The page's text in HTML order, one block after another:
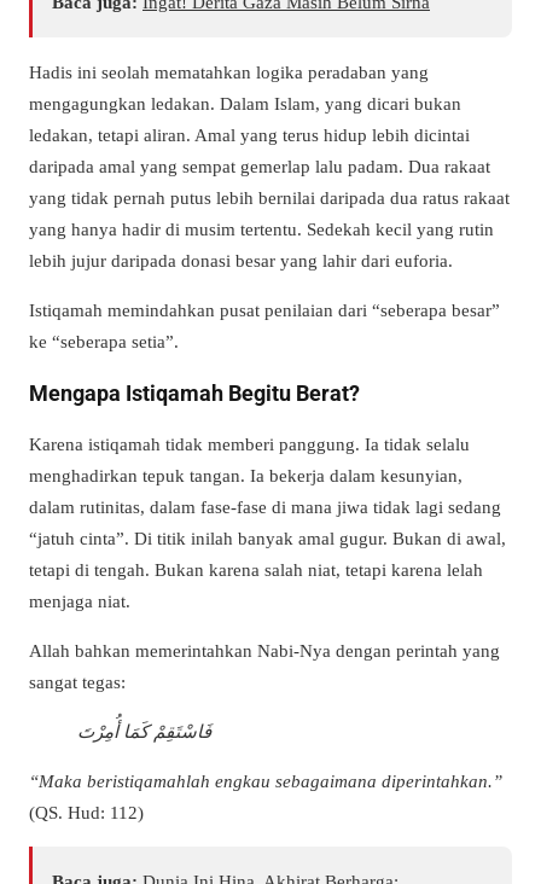
Hadis ini seolah mematahkan logika peradaban yang
mengagungkan ledakan. Dalam Islam, yang dicari bukan
ledakan, tetapi aliran. Amal yang terus hidup lebih dicintai
daripada amal yang sempat gemerlap lalu padam. Dua rakaat
yang tidak pernah putus lebih bernilai daripada dua ratus rakaat
yang hanya hadir di musim tertentu. Sedekah kecil yang rutin
lebih jujur daripada donasi besar yang lahir dari euforia.
Istiqamah memindahkan pusat penilaian dari “seberapa besar”
ke “seberapa setia”.
Mengapa Istiqamah Begitu Berat?
Karena istiqamah tidak memberi panggung. Ia tidak selalu
menghadirkan tepuk tangan. Ia bekerja dalam kesunyian,
dalam rutinitas, dalam fase-fase di mana jiwa tidak lagi sedang
“jatuh cinta”. Di titik inilah banyak amal gugur. Bukan di awal,
tetapi di tengah. Bukan karena salah niat, tetapi karena lelah
menjaga niat.
Allah bahkan memerintahkan Nabi-Nya dengan perintah yang
sangat tegas:
فَاسْتَقِمْ كَمَا أُمِرْتَ
“Maka beristiqamahlah engkau sebagaimana diperintahkan.”
(QS. Hud: 112)